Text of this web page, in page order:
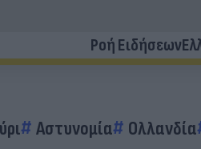
Ροή Ειδήσεων
Αστυνομία Ολλανδία